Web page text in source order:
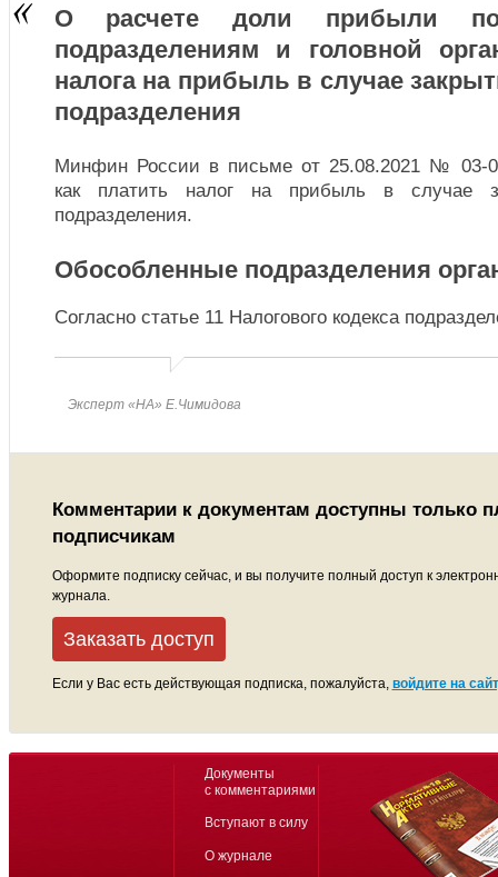
О расчете доли прибыли по
подразделениям и головной
налога на прибыль в случае
подразделения
Минфин России в письме от 25.08.2021 № 03-
как платить налог на прибыль в случае
подразделения.
Обособленные подразделения
Согласно статье 11 Налогового кодекса
Эксперт «НА» Е.Чимидова
Комментарии к документам доступны только
подписчикам
Оформите подписку сейчас, и вы получите полный доступ к
журнала.
Заказать доступ
Если у Вас есть действующая подписка, пожалуйста, войдите на
Документы
с комментариями
Вступают в силу
О журнале